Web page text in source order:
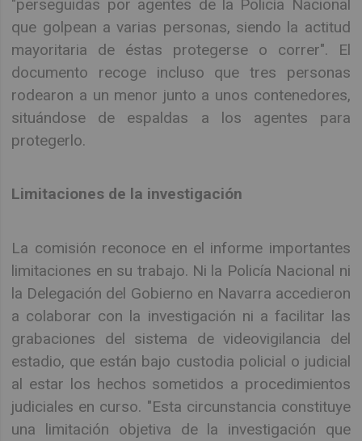
"perseguidas por agentes de la Policía Nacional
que golpean a varias personas, siendo la actitud
mayoritaria de éstas protegerse o correr". El
documento recoge incluso que tres personas
rodearon a un menor junto a unos contenedores,
situándose de espaldas a los agentes para
protegerlo.
Limitaciones de la investigación
La comisión reconoce en el informe importantes
limitaciones en su trabajo. Ni la Policía Nacional ni
la Delegación del Gobierno en Navarra accedieron
a colaborar con la investigación ni a facilitar las
grabaciones del sistema de videovigilancia del
estadio, que están bajo custodia policial o judicial
al estar los hechos sometidos a procedimientos
judiciales en curso. "Esta circunstancia constituye
una limitación objetiva de la investigación que